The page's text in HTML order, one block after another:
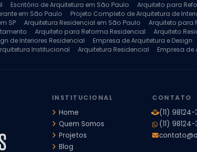
Escritório de Arquitetura em São Paulo Arquiteto para
em São Paulo
Projeto Completo de Arquitetura de
SP
Arquitetura Residencial em São Paulo Arquiteto para
Arquiteto para Reforma Residencial Arquiteto
de Interiores Residencial Empresa de Arquitetura e Design
Institucional Arquitetura Residencial Empresa de
INSTITUCIONAL
Home
Quem Somos
Projetos
Blog
CONTATO
(11)
(11)